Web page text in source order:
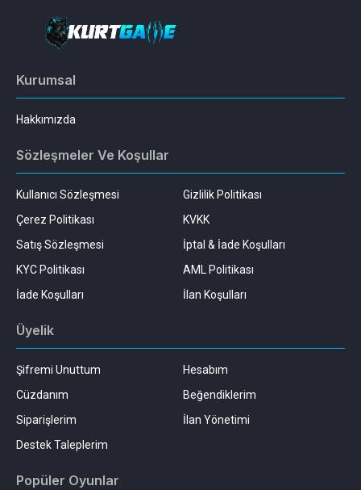
Kurumsal
Hakkımızda
Sözleşmeler Ve Koşullar
Kullanıcı Sözleşmesi
Gizlilik Politikası
Çerez Politikası
KVKK
Satış Sözleşmesi
İptal & İade Koşulları
KYC Politikası
AML Politikası
İade Koşulları
İlan Koşulları
Üyelik
Şifremi Unuttum
Hesabım
Cüzdanım
Beğendiklerim
Siparişlerim
İlan Yönetimi
Destek Taleplerim
Popüler Oyunlar